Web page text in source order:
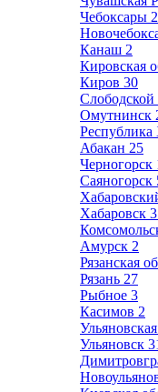
Чебоксары
Канаш 2
Кировская
Киров 30
Слободской
Омутнинск
Республика
Абакан 25
Черногорск
Саяногорск
Хабаровск
Амурск 2
Рязанская
Рязань 27
Рыбное 3
Касимов 2
Ульяновск